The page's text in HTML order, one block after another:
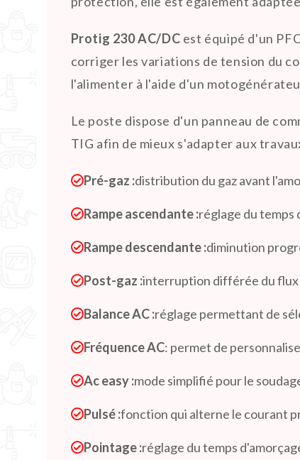
Protig 230 AC/DC est équipé d'un
corriger les variations de tension du
l'alimenter à l'aide d'un
Le poste dispose d'un panneau de
TIG afin de mieux s'adapter aux
Pré-gaz :distribution du gaz avant
Rampe ascendante :réglage du temps
Rampe descendante :diminution
Post-gaz :interruption différée du flux
Balance AC :réglage permettant de
Fréquence AC: permet de
Ac easy :mode simplifié pour le
Pulsé :fonction qui alterne le courant
Pointage :réglage du temps